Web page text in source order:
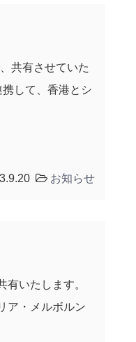
共有させていた
して、香港とシ
お知らせ
有いたします。
ア・メルボルン